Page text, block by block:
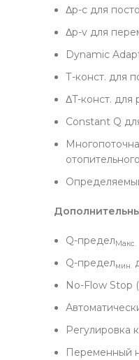
Δp-c для
Δp-v для
Dynamic
Т-конст. для
ΔT-конст. для
Constant Q
Q-пределМакс.
Q-пределмин.
No-Flow Stop
Регулировка
Переменный